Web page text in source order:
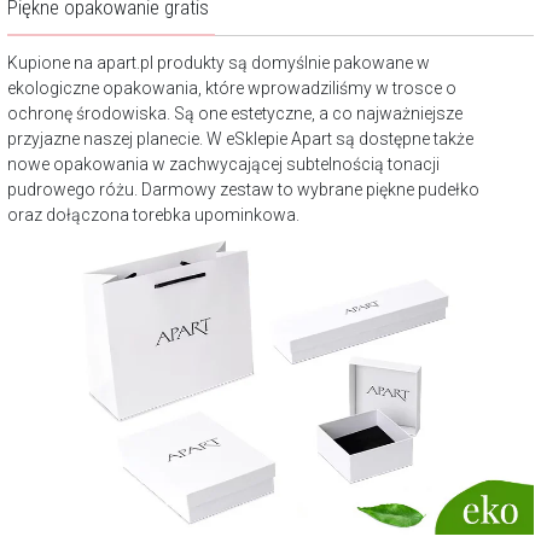
Piękne opakowanie gratis
Kupione na apart.pl produkty są domyślnie pakowane w
ekologiczne opakowania, które wprowadziliśmy w trosce o
ochronę środowiska. Są one estetyczne, a co najważniejsze
przyjazne naszej planecie. W eSklepie Apart są dostępne także
nowe opakowania w zachwycającej subtelnością tonacji
pudrowego różu. Darmowy zestaw to wybrane piękne pudełko
oraz dołączona torebka upominkowa.